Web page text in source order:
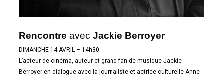
Rencontre avec Jackie Berroyer
DIMANCHE 14 AVRIL – 14h30
L’acteur de cinéma, auteur et grand fan de musique Jackie
Berroyer en dialogue avec la journaliste et actrice culturelle Anne-